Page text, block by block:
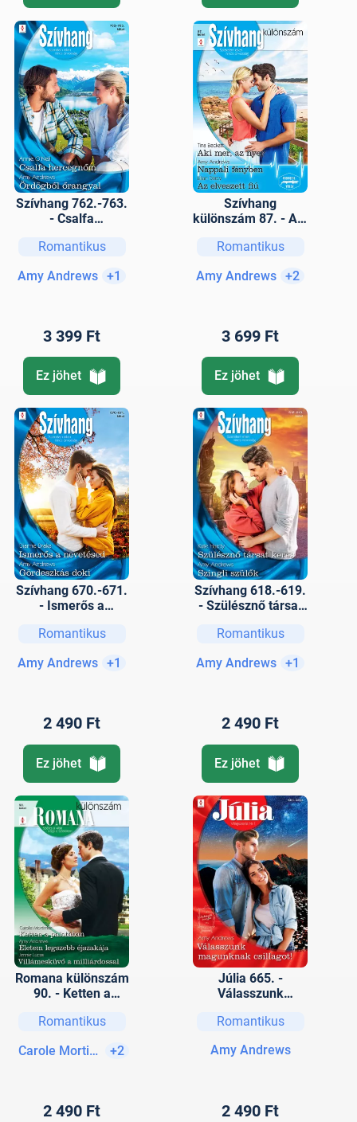
Szívhang 762.-763.
- Csalfa
Ördögből őrangyal
Romantikus
Amy Andrews +1
3 399 Ft
Ez jöhet
Szívhang
különszám 87. - Aki
Nappali fényben;
Romantikus
Amy Andrews +2
3 699 Ft
Ez jöhet
Szívhang 670.-671.
- Ismerős a
Gördeszkás doki
Romantikus
Amy Andrews +1
2 490 Ft
Ez jöhet
Szívhang 618.-619.
- Szülésznő társat
szülők
Romantikus
Amy Andrews +1
2 490 Ft
Ez jöhet
Romana különszám
90. - Ketten a
legszebb éjszakája;
milliárdossal
Romantikus
Carole Mortimer+2
2 490 Ft
Júlia 665. -
Válasszunk
csillagot!
Romantikus
Amy Andrews
2 490 Ft